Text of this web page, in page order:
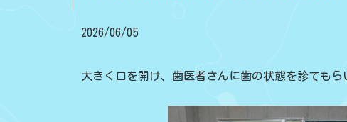
2026/06/05
大きく口を開け、歯医者さんに歯の状態を診ても